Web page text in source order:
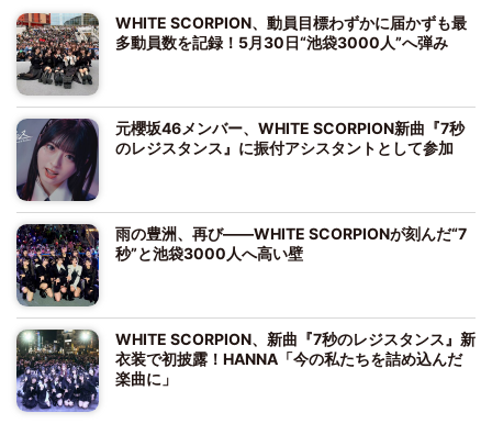
WHITE SCORPION、動員目標わずかに届かずも最
多動員数を記録！5月30日“池袋3000人”へ弾み
元櫻坂46メンバー、WHITE SCORPION新曲『7秒
のレジスタンス』に振付アシスタントとして参加
雨の豊洲、再び――WHITE SCORPIONが刻んだ“7
秒”と池袋3000人へ高い壁
WHITE SCORPION、新曲『7秒のレジスタンス』新
衣装で初披露！HANNA「今の私たちを詰め込んだ
楽曲に」